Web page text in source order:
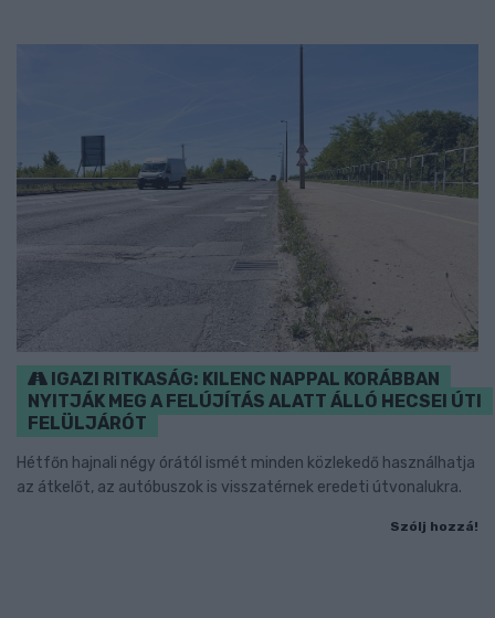
IGAZI RITKASÁG: KILENC NAPPAL KORÁBBAN
NYITJÁK MEG A FELÚJÍTÁS ALATT ÁLLÓ HECSEI ÚTI
FELÜLJÁRÓT
Hétfőn hajnali négy órától ismét minden közlekedő használhatja
az átkelőt, az autóbuszok is visszatérnek eredeti útvonalukra.
Szólj hozzá!